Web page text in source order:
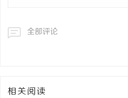
全部评论
相关阅读